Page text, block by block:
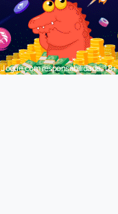
Jogue com responsabilidade. 18+